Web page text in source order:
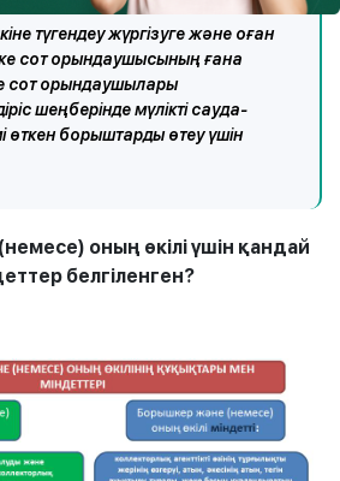
түгендеу жүргізуге және оған
сот орындаушысының ғана
сот орындаушылары
шеңберінде мүлікті сауда-
өткен борыштарды өтеу үшін
оның өкілі үшін қандай
белгіленген?